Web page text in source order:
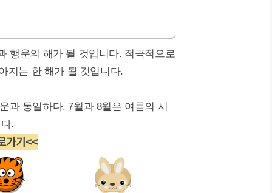
행운의 해가 될 것입니다. 적극적으로
지는 한 해가 될 것입니다.
과 동일하다. 7월과 8월은 여름의 시
.
가기<<